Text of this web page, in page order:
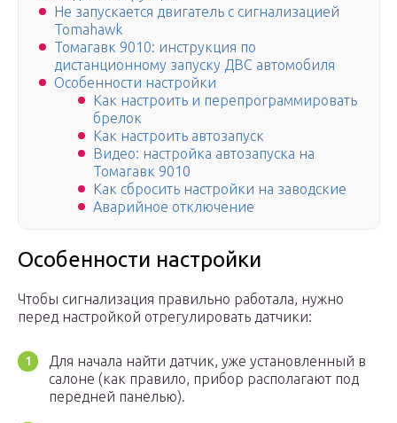
Не запускается двигатель с сигнализацией
Tomahawk
Томагавк 9010: инструкция по
дистанционному запуску ДВС автомобиля
Особенности настройки
Как настроить и перепрограммировать
брелок
Как настроить автозапуск
Видео: настройка автозапуска на
Томагавк 9010
Как сбросить настройки на заводские
Аварийное отключение
Особенности настройки
Чтобы сигнализация правильно работала, нужно
перед настройкой отрегулировать датчики:
Для начала найти датчик, уже установленный в
салоне (как правило, прибор располагают под
передней панелью).